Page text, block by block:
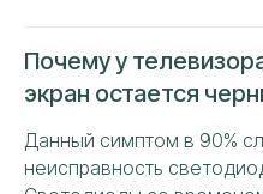
Почему у
экран остается
Данный симптом в 90%
неисправность
РЕМОНТИРУЕМ